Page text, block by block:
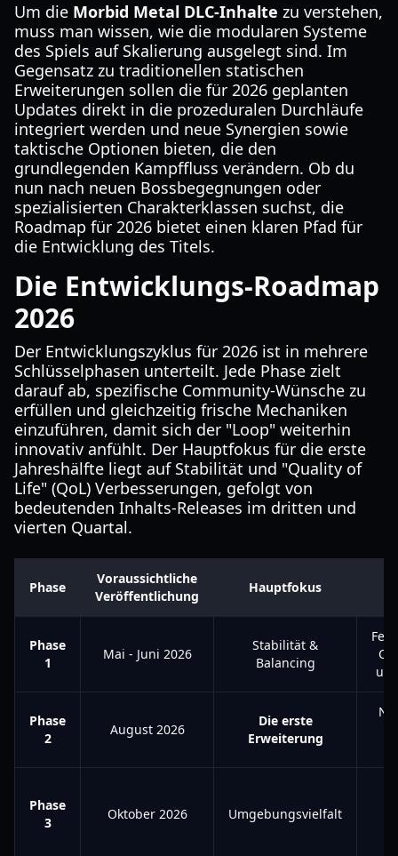
Um die Morbid Metal DLC-Inhalte zu verstehen,
muss man wissen, wie die modularen Systeme
des Spiels auf Skalierung ausgelegt sind. Im
Gegensatz zu traditionellen statischen
Erweiterungen sollen die für 2026 geplanten
Updates direkt in die prozeduralen Durchläufe
integriert werden und neue Synergien sowie
taktische Optionen bieten, die den
grundlegenden Kampffluss verändern. Ob du
nun nach neuen Bossbegegnungen oder
spezialisierten Charakterklassen suchst, die
Roadmap für 2026 bietet einen klaren Pfad für
die Entwicklung des Titels.
Die Entwicklungs-Roadmap
2026
Der Entwicklungszyklus für 2026 ist in mehrere
Schlüsselphasen unterteilt. Jede Phase zielt
darauf ab, spezifische Community-Wünsche zu
erfüllen und gleichzeitig frische Mechaniken
einzuführen, damit sich der "Loop" weiterhin
innovativ anfühlt. Der Hauptfokus für die erste
Jahreshälfte liegt auf Stabilität und "Quality of
Life" (QoL) Verbesserungen, gefolgt von
bedeutenden Inhalts-Releases im dritten und
vierten Quartal.
Phase
Voraussichtliche
Veröffentlichung
Hauptfokus
Phase
1
Mai - Juni 2026
Stabilität &
Balancing
Phase
2
August 2026
Die erste
Erweiterung
Phase
3
Oktober 2026 Umgebungsvielfalt